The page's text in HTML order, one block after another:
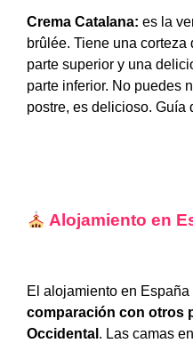
Crema Catalana: es la
brûlée. Tiene una
parte superior y una
parte inferior. No puedes
postre, es delicioso. Guía
Alojamiento en
El alojamiento en España
comparación con otros
Occidental . Las camas